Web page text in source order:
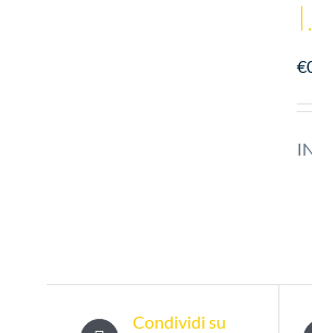
€
Condividi su